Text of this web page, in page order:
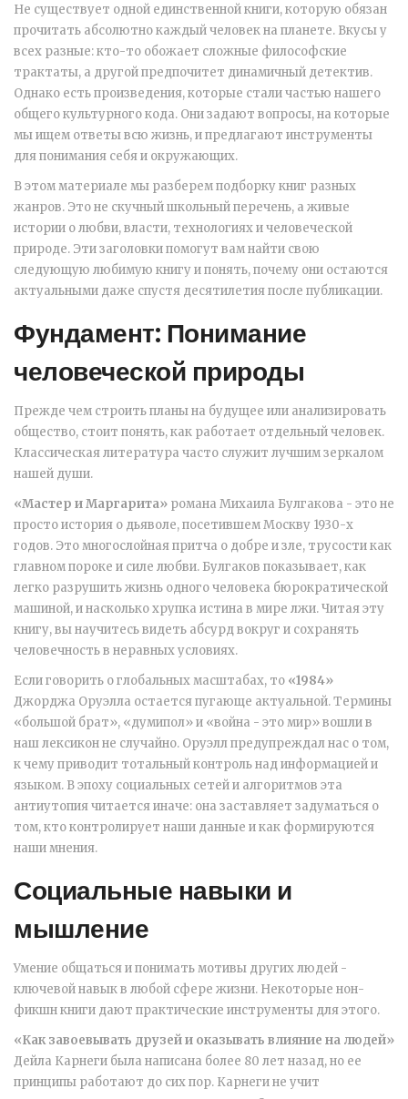
Не существует одной единственной книги, которую обязан
прочитать абсолютно каждый человек на планете. Вкусы у
всех разные: кто-то обожает сложные философские
трактаты, а другой предпочитет динамичный детектив.
Однако есть произведения, которые стали частью нашего
общего культурного кода. Они задают вопросы, на которые
мы ищем ответы всю жизнь, и предлагают инструменты
для понимания себя и окружающих.
В этом материале мы разберем подборку книг разных
жанров. Это не скучный школьный перечень, а живые
истории о любви, власти, технологиях и человеческой
природе. Эти заголовки помогут вам найти свою
следующую любимую книгу и понять, почему они остаются
актуальными даже спустя десятилетия после публикации.
Фундамент: Понимание
человеческой природы
Прежде чем строить планы на будущее или анализировать
общество, стоит понять, как работает отдельный человек.
Классическая литература часто служит лучшим зеркалом
нашей души.
«Мастер и Маргарита» романа Михаила Булгакова - это не
просто история о дьяволе, посетившем Москву 1930-х
годов. Это многослойная притча о добре и зле, трусости как
главном пороке и силе любви. Булгаков показывает, как
легко разрушить жизнь одного человека бюрократической
машиной, и насколько хрупка истина в мире лжи. Читая эту
книгу, вы научитесь видеть абсурд вокруг и сохранять
человечность в неравных условиях.
Если говорить о глобальных масштабах, то «1984»
Джорджа Оруэлла остается пугающе актуальной. Термины
«большой брат», «думипол» и «война - это мир» вошли в
наш лексикон не случайно. Оруэлл предупреждал нас о том,
к чему приводит тотальный контроль над информацией и
языком. В эпоху социальных сетей и алгоритмов эта
антиутопия читается иначе: она заставляет задуматься о
том, кто контролирует наши данные и как формируются
наши мнения.
Социальные навыки и
мышление
Умение общаться и понимать мотивы других людей -
ключевой навык в любой сфере жизни. Некоторые нон-
фикшн книги дают практические инструменты для этого.
«Как завоевывать друзей и оказывать влияние на людей»
Дейла Карнеги была написана более 80 лет назад, но ее
принципы работают до сих пор. Карнеги не учит